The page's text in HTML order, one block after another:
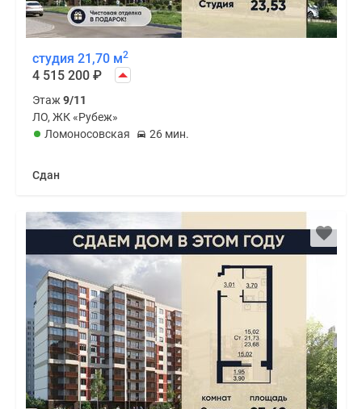
студия 21,70 м2
4 515 200 ₽
Этаж 9/11
ЛО, ЖК «Рубеж»
Ломоносовская
26 мин.
Сдан